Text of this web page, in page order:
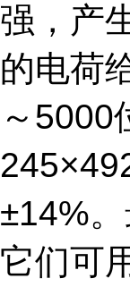
强，产
的电荷
～5000
±14%
它们可